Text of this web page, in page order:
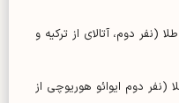
۷۰ کیلو گرم، طلا (نفر دوم، آتالای از ترکیه و
۷۰ کیلو گرم، طلا (نفر دوم ایوائو هوریوچی از